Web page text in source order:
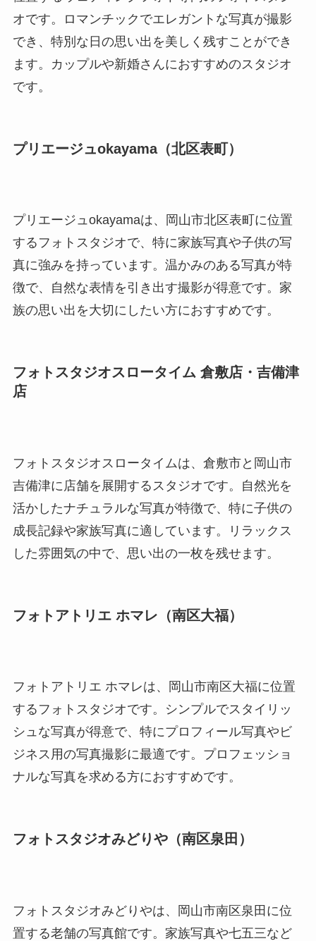
オです。ロマンチックでエレガントな写真が撮影
でき、特別な日の思い出を美しく残すことができ
ます。カップルや新婚さんにおすすめのスタジオ
です。
プリエージュokayama（北区表町）
プリエージュokayamaは、岡山市北区表町に位置
するフォトスタジオで、特に家族写真や子供の写
真に強みを持っています。温かみのある写真が特
徴で、自然な表情を引き出す撮影が得意です。家
族の思い出を大切にしたい方におすすめです。
フォトスタジオスロータイム 倉敷店・吉備津
店
フォトスタジオスロータイムは、倉敷市と岡山市
吉備津に店舗を展開するスタジオです。自然光を
活かしたナチュラルな写真が特徴で、特に子供の
成長記録や家族写真に適しています。リラックス
した雰囲気の中で、思い出の一枚を残せます。
フォトアトリエ ホマレ（南区大福）
フォトアトリエ ホマレは、岡山市南区大福に位置
するフォトスタジオです。シンプルでスタイリッ
シュな写真が得意で、特にプロフィール写真やビ
ジネス用の写真撮影に最適です。プロフェッショ
ナルな写真を求める方におすすめです。
フォトスタジオみどりや（南区泉田）
フォトスタジオみどりやは、岡山市南区泉田に位
置する老舗の写真館です。家族写真や七五三など